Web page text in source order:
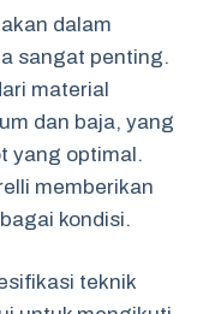
dalam
sangat penting.
material
dan baja, yang
yang optimal.
memberikan
kondisi.
teknik